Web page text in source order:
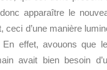
apparaître le
ceci d’une manière
effet, avouons que
avait bien besoin